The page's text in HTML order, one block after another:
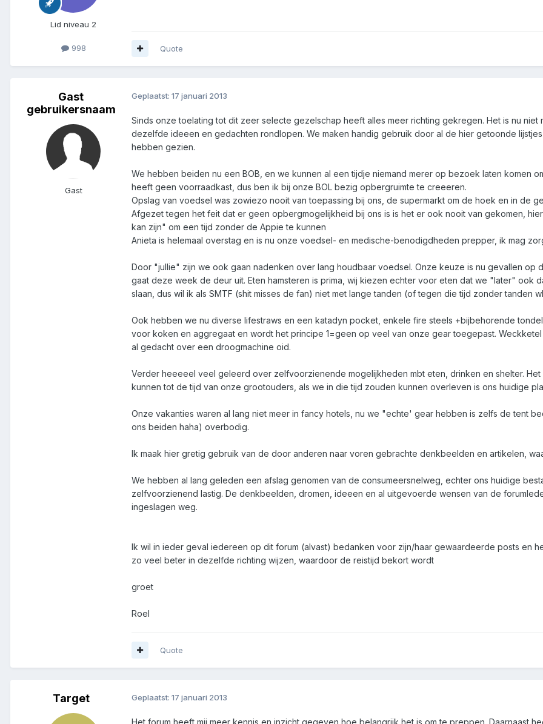
Lid niveau 2
998 Quote
Gast
gebruikersnaam
Gast
Geplaatst: 17 januari 2013
Sinds onze toelating tot dit zeer selecte gezelschap heeft alles meer richting gekregen. Het is nu
dezelfde ideeen en gedachten rondlopen. We maken handig gebruik door al de hier getoonde
hebben gezien.
We hebben beiden nu een BOB, en we kunnen al een tijdje niemand merer op bezoek laten komen
heeft geen voorraadkast, dus ben ik bij onze BOL bezig opbergruimte te creeeren.
Opslag van voedsel was zowiezo nooit van toepassing bij ons, de supermarkt om de hoek en in de
Afgezet tegen het feit dat er geen opbergmogelijkheid bij ons is is het er ook nooit van gekomen,
kan zijn" om een tijd zonder de Appie te kunnen
Anieta is helemaal overstag en is nu onze voedsel- en medische-benodigdheden prepper, ik mag
Door "jullie" zijn we ook gaan nadenken over lang houdbaar voedsel. Onze keuze is nu gevallen
gaat deze week de deur uit. Eten hamsteren is prima, wij kiezen echter voor eten dat we "later" ook
slaan, dus wil ik als SMTF (shit misses de fan) niet met lange tanden (of tegen die tijd zonder tanden
Ook hebben we nu diverse lifestraws en een katadyn pocket, enkele fire steels +bijbehorende
voor koken en aggregaat en wordt het principe 1=geen op veel van onze gear toegepast.
al gedacht over een droogmachine oid.
Verder heeeeel veel geleerd over zelfvoorzienende mogelijkheden mbt eten, drinken en shelter.
kunnen tot de tijd van onze grootouders, als we in die tijd zouden kunnen overleven is ons huidige
Onze vakanties waren al lang niet meer in fancy hotels, nu we "echte' gear hebben is zelfs de tent
ons beiden haha) overbodig.
Ik maak hier gretig gebruik van de door anderen naar voren gebrachte denkbeelden en artikelen,
We hebben al lang geleden een afslag genomen van de consumeersnelweg, echter ons huidige
zelfvoorzienend lastig. De denkbeelden, dromen, ideeen en al uitgevoerde wensen van de
ingeslagen weg.
Ik wil in ieder geval iedereen op dit forum (alvast) bedanken voor zijn/haar gewaardeerde posts en
zo veel beter in dezelfde richting wijzen, waardoor de reistijd bekort wordt
groet
Roel
Quote
Target Geplaatst: 17 januari 2013
Het forum heeft mij meer kennis en inzicht gegeven hoe belangrijk het is om te preppen. Daarnaast